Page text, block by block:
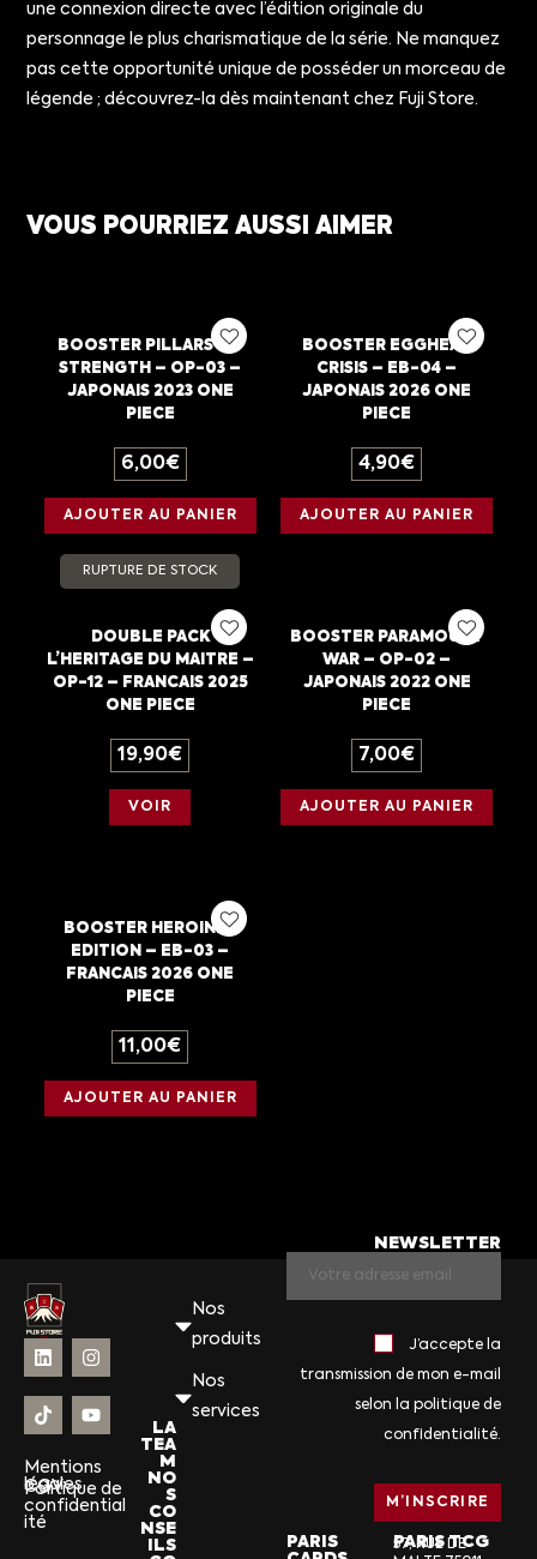
une connexion directe avec l’édition originale du
personnage le plus charismatique de la série. Ne manquez
pas cette opportunité unique de posséder un morceau de
légende ; découvrez-la dès maintenant chez Fuji Store.
VOUS POURRIEZ AUSSI AIMER
BOOSTER PILLARS OF
STRENGTH – OP-03 –
JAPONAIS 2023 ONE
PIECE
6,00€
AJOUTER AU PANIER
BOOSTER EGGHEAD
CRISIS – EB-04 –
JAPONAIS 2026 ONE
PIECE
4,90€
AJOUTER AU PANIER
RUPTURE DE STOCK
DOUBLE PACK
L’HERITAGE DU MAITRE –
OP-12 – FRANCAIS 2025
ONE PIECE
19,90€
VOIR
BOOSTER PARAMOUNT
WAR – OP-02 –
JAPONAIS 2022 ONE
PIECE
7,00€
AJOUTER AU PANIER
BOOSTER HEROINES
EDITION – EB-03 –
FRANCAIS 2026 ONE
PIECE
11,00€
AJOUTER AU PANIER
Mentions
légales
CGV
Politique de
confidential
ité
Nos
produits
Nos
services
LA
TEA
M
NO
S
CO
NSE
ILS
NEWSLETTER
J’accepte la
transmission de mon e-mail
selon la politique de
confidentialité.
PARIS
PARIS TCG
57, RUE DE